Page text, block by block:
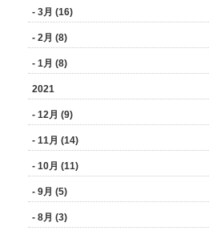
- 3月 (16)
- 2月 (8)
- 1月 (8)
2021
- 12月 (9)
- 11月 (14)
- 10月 (11)
- 9月 (5)
- 8月 (3)